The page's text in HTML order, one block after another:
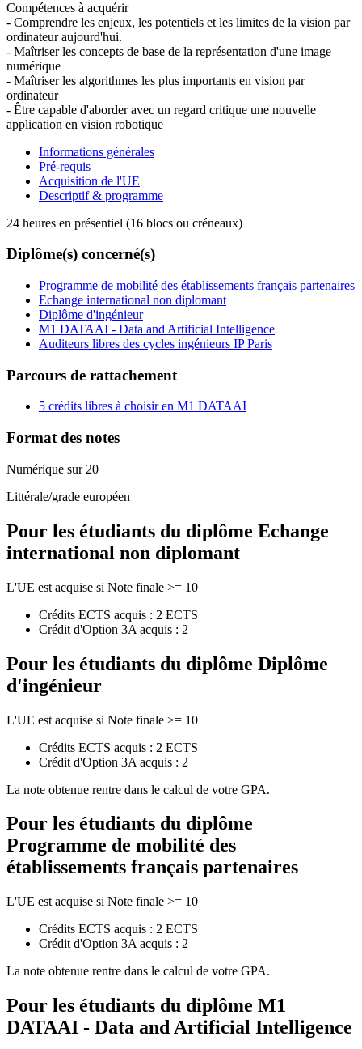
Compétences à acquérir
- Comprendre les enjeux, les potentiels et les limites de la vision par
ordinateur aujourd'hui.
- Maîtriser les concepts de base de la représentation d'une image
numérique
- Maîtriser les algorithmes les plus importants en vision par
ordinateur
- Être capable d'aborder avec un regard critique une nouvelle
application en vision robotique
Informations générales
Pré-requis
Acquisition de l'UE
Descriptif & programme
24 heures en présentiel (16 blocs ou créneaux)
Diplôme(s) concerné(s)
Programme de mobilité des établissements français partenaires
Echange international non diplomant
Diplôme d'ingénieur
M1 DATAAI - Data and Artificial Intelligence
Auditeurs libres des cycles ingénieurs IP Paris
Parcours de rattachement
5 crédits libres à choisir en M1 DATAAI
Format des notes
Numérique sur 20
Littérale/grade européen
Pour les étudiants du diplôme Echange
international non diplomant
L'UE est acquise si Note finale >= 10
Crédits ECTS acquis : 2 ECTS
Crédit d'Option 3A acquis : 2
Pour les étudiants du diplôme Diplôme
d'ingénieur
L'UE est acquise si Note finale >= 10
Crédits ECTS acquis : 2 ECTS
Crédit d'Option 3A acquis : 2
La note obtenue rentre dans le calcul de votre GPA.
Pour les étudiants du diplôme
Programme de mobilité des
établissements français partenaires
L'UE est acquise si Note finale >= 10
Crédits ECTS acquis : 2 ECTS
Crédit d'Option 3A acquis : 2
La note obtenue rentre dans le calcul de votre GPA.
Pour les étudiants du diplôme M1
DATAAI - Data and Artificial Intelligence